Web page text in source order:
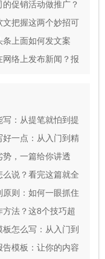
促销活动做推广？
文把握这两个妙招可
条上面如何发文案
网络上发布新闻？报
：从提笔就怕到提
一点：从入门到精
，一篇给你讲透
说？看完这篇就全
则：如何一眼抓住
法？这8个技巧超
怎么写：从入门到
模板：让你的内容